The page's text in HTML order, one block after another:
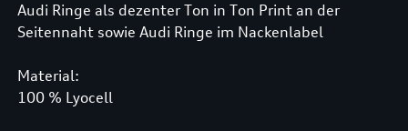
Audi Ringe als dezenter Ton in Ton Print an der
Seitennaht sowie Audi Ringe im Nackenlabel
Material:
100 % Lyocell